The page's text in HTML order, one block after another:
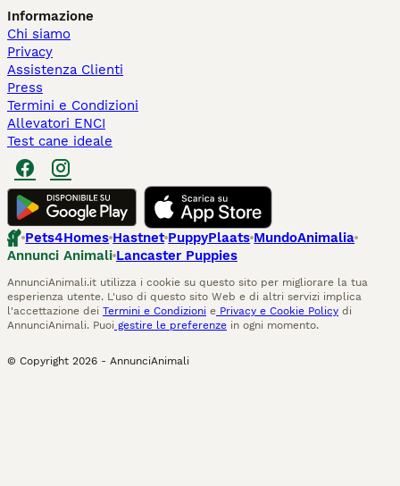
Informazione
Chi siamo
Privacy
Assistenza Clienti
Press
Termini e Condizioni
Allevatori ENCI
Test cane ideale
Pets4Homes Hastnet PuppyPlaats MundoAnimalia
Annunci Animali Lancaster Puppies
AnnunciAnimali.it utilizza i cookie su questo sito per migliorare la tua
esperienza utente. L'uso di questo sito Web e di altri servizi implica
l'accettazione dei Termini e Condizioni e Privacy e Cookie Policy di
AnnunciAnimali. Puoi gestire le preferenze in ogni momento.
© Copyright 2026 - AnnunciAnimali